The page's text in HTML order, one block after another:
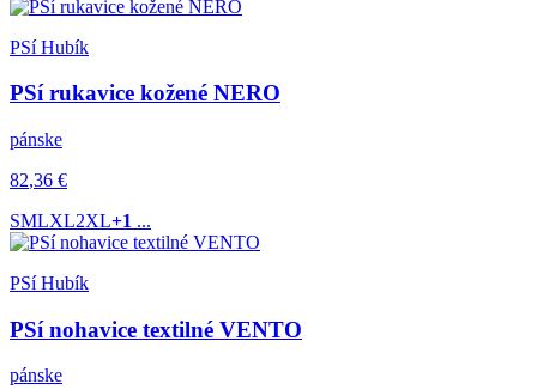
PSí Hubík
PSí rukavice kožené NERO
pánske
82,36 €
SMLXL2XL+1 ...
PSí Hubík
PSí nohavice textilné VENTO
pánske